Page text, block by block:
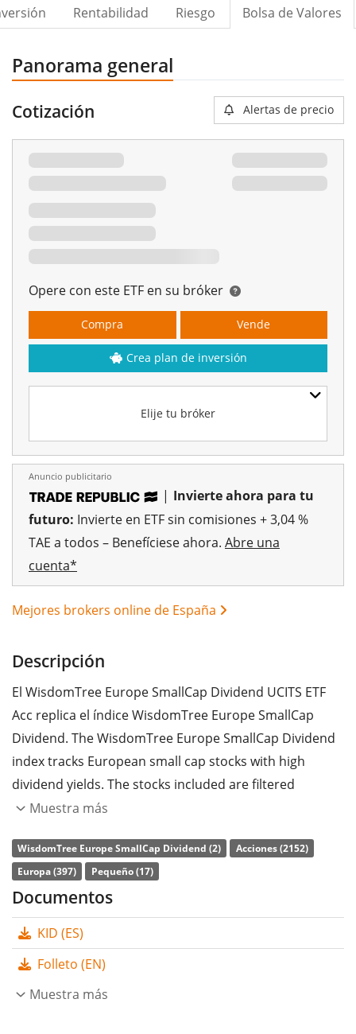
Rentabilidad Riesgo Bolsa de Valores
Panorama general
Cotización Alertas de precio
Opere con este ETF en su bróker
Elije tu bróker
Compra Vende
Crea plan de inversión
Anuncio publicitario
| Invierte ahora para tu
futuro: Invierte en ETF sin comisiones + 3,04 %
TAE a todos – Benefíciese ahora. Abre una
cuenta*
Mejores brokers online de España
Descripción
El WisdomTree Europe SmallCap Dividend UCITS ETF
Acc replica el índice WisdomTree Europe SmallCap
Dividend. The WisdomTree Europe SmallCap Dividend
index tracks European small cap stocks with high
dividend yields. The stocks included are filtered
according to ESG criteria (environmental, social and
weighted index.
La ratio de gastos totales
ETF Acc es el ETF más barato que sigue el índice
WisdomTree Europe SmallCap Dividend. El ETF replica
los componentes del índice (réplica completa). Los
Muestra más
WisdomTree Europe SmallCap Dividend (2)
Acciones (2152)
Europa (397)
Pequeño (17)
Documentos
KID (ES)
Folleto (EN)
Muestra más